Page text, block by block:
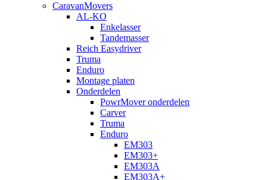
CaravanMovers
AL-KO
Enkelasser
Tandemasser
Reich Easydriver
Truma
Enduro
Montage platen
Onderdelen
PowrMover onderdelen
Carver
Truma
Enduro
EM303
EM303+
EM303A
EM303A+